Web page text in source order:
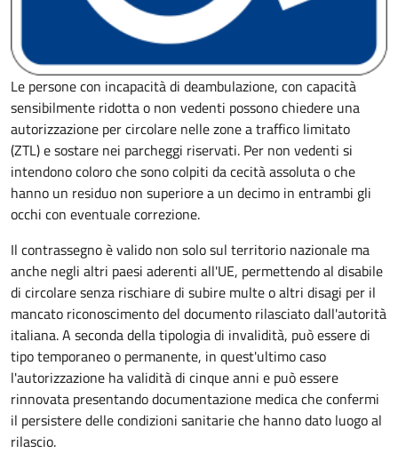
Le persone con incapacità di deambulazione, con capacità
sensibilmente ridotta o non vedenti possono chiedere una
autorizzazione per circolare nelle zone a traffico limitato
(ZTL) e sostare nei parcheggi riservati. Per non vedenti si
intendono coloro che sono colpiti da cecità assoluta o che
hanno un residuo non superiore a un decimo in entrambi gli
occhi con eventuale correzione.
Il contrassegno è valido non solo sul territorio nazionale ma
anche negli altri paesi aderenti all'UE, permettendo al disabile
di circolare senza rischiare di subire multe o altri disagi per il
mancato riconoscimento del documento rilasciato dall'autorità
italiana. A seconda della tipologia di invalidità, può essere di
tipo temporaneo o permanente, in quest'ultimo caso
l'autorizzazione ha validità di cinque anni e può essere
rinnovata presentando documentazione medica che confermi
il persistere delle condizioni sanitarie che hanno dato luogo al
rilascio.